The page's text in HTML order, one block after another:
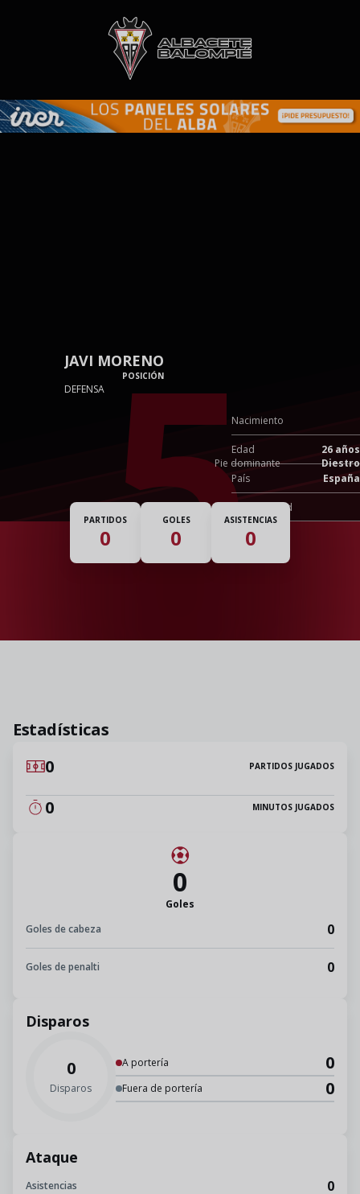
Skip to main content
5
JAVI MORENO
POSICIÓN
DEFENSA
Pie dominante Diestro
Nacimiento
Edad 26 años
País España
Nacionalidad
PARTIDOS
0
GOLES
0
ASISTENCIAS
0
Estadísticas
0
PARTIDOS JUGADOS
0 MINUTOS JUGADOS
0
Goles
Goles de cabeza
0
Goles de penalti 0
Disparos
0
Disparos
A portería 0
Fuera de portería 0
Ataque
Asistencias 0